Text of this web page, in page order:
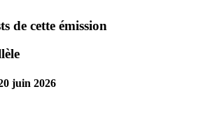
de cette émission
juin 2026